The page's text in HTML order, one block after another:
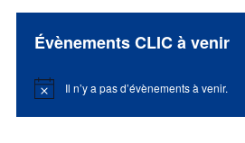
Évènements CLIC à venir
Notice Il n’y a pas d’évènements à venir.